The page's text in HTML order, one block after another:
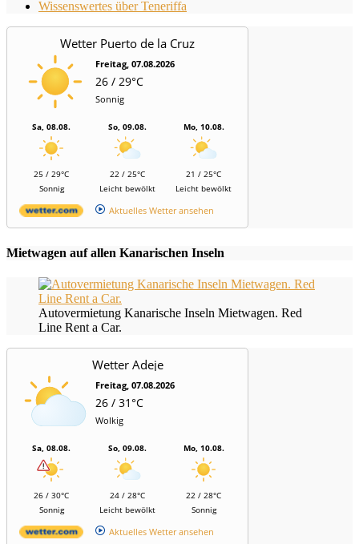
Wissenswertes über Teneriffa
Wetter Puerto de la Cruz
Freitag, 07.08.2026
26 / 29°C
Sonnig
Sa, 08.08.
25 / 29°C
Sonnig
So, 09.08.
22 / 25°C
Leicht bewölkt
Mo, 10.08.
21 / 25°C
Leicht bewölkt
Aktuelles Wetter ansehen
Mietwagen auf allen Kanarischen Inseln
Autovermietung Kanarische Inseln Mietwagen. Red
Line Rent a Car.
Wetter Adeje
Freitag, 07.08.2026
26 / 31°C
Wolkig
Sa, 08.08.
26 / 30°C
Sonnig
So, 09.08.
24 / 28°C
Leicht bewölkt
Mo, 10.08.
22 / 28°C
Sonnig
Aktuelles Wetter ansehen